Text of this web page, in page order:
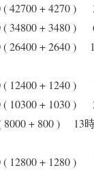
( 42700 + 4270 )
34800 + 3480 )
( 26400 + 2640 )
( 12400 + 1240 )
10300 + 1030 )
8000 + 800 ) 13
( 12800 + 1280 )